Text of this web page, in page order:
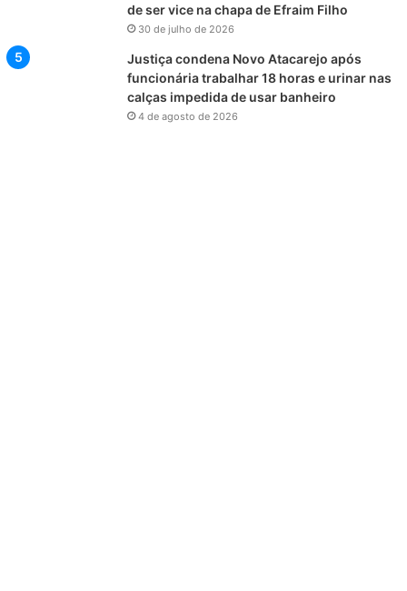
de ser vice na chapa de Efraim Filho
30 de julho de 2026
Justiça condena Novo Atacarejo após
funcionária trabalhar 18 horas e urinar nas
calças impedida de usar banheiro
4 de agosto de 2026